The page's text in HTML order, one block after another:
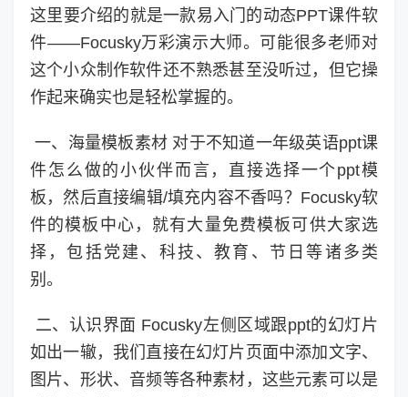
这里要介绍的就是一款易入门的动态PPT课件软
件——Focusky万彩演示大师。可能很多老师对
这个小众制作软件还不熟悉甚至没听过，但它操
作起来确实也是轻松掌握的。
一、海量模板素材 对于不知道一年级英语ppt课
件怎么做的小伙伴而言，直接选择一个ppt模
板，然后直接编辑/填充内容不香吗？Focusky软
件的模板中心，就有大量免费模板可供大家选
择，包括党建、科技、教育、节日等诸多类
别。
二、认识界面 Focusky左侧区域跟ppt的幻灯片
如出一辙，我们直接在幻灯片页面中添加文字、
图片、形状、音频等各种素材，这些元素可以是